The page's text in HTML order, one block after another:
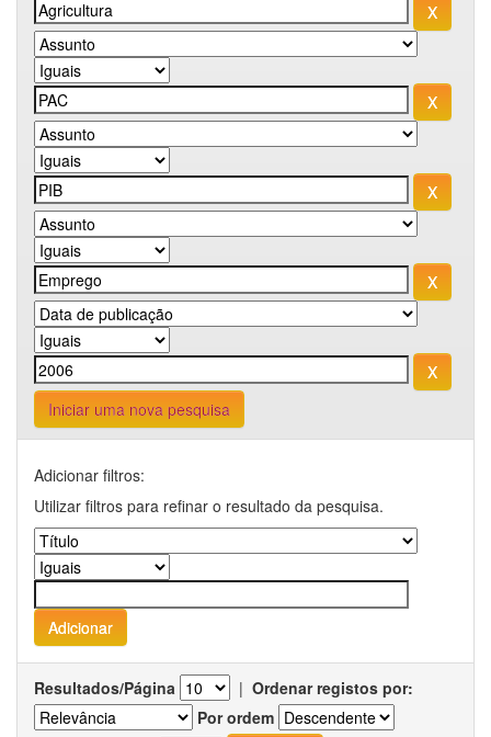
Iniciar uma nova pesquisa
Adicionar filtros:
Utilizar filtros para refinar o resultado da pesquisa.
Resultados/Página | Ordenar registos por:
Por ordem